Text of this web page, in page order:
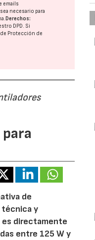
emails
necesario para
Derechos:
DPD. Si
Protección de
de
técnica y
es directamente
entre 125 W y